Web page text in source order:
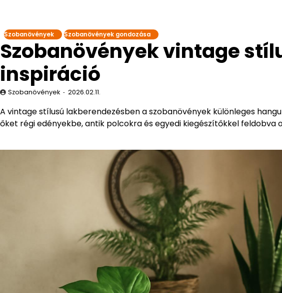
Szobanövények Szobanövények gondozása
Szobanövények vintage
inspiráció
Szobanövények 2026.02.11.
A vintage stílusú lakberendezésben a szobanövények különleges
őket régi edényekbe, antik polcokra és egyedi kiegészítőkkel feldobva